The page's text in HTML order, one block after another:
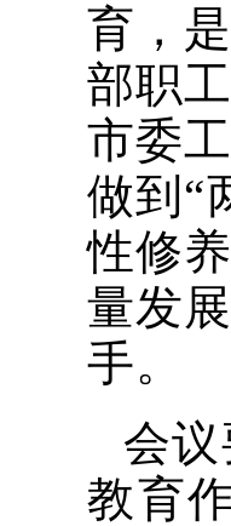
育，
部职
市委
做到“
性修
量发
手。
会
教育